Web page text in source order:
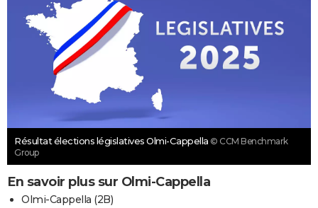
Résultat élections législatives Olmi-Cappella © CCM Benchmark
Group
En savoir plus sur Olmi-Cappella
Olmi-Cappella (2B)